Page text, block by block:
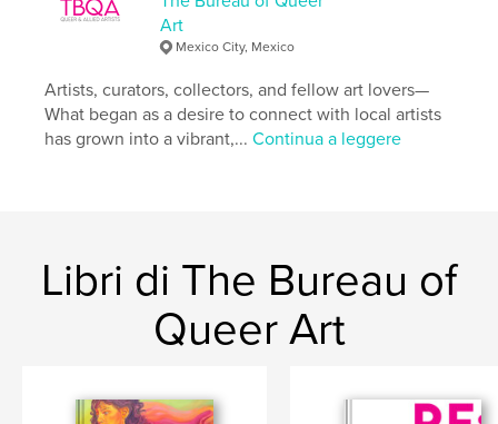
Data di pubblicazione:nov 20, 2024
Spanish
Art
Mexico City, Mexico
Artists, curators, collectors, and fellow art lovers—
What began as a desire to connect with local artists
has grown into a vibrant,...Continua a leggere
Libri di The Bureau of
Queer Art